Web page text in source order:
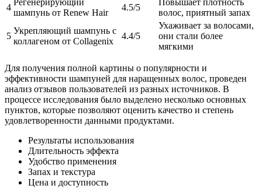
4
Регенерирующий
шампунь от Renew Hair
4.5/5
Повышает плотность
волос, приятный запах
5
Укрепляющий шампунь с
коллагеном от Collagenix
4.4/5
Ухаживает за волосами,
они стали более
мягкими
Для получения полной картины о популярности и
эффективности шампуней для наращенных волос, проведен
анализ отзывов пользователей из разных источников. В
процессе исследования было выделено несколько основных
пунктов, которые позволяют оценить качество и степень
удовлетворенности данными продуктами.
Результаты использования
Длительность эффекта
Удобство применения
Запах и текстура
Цена и доступность